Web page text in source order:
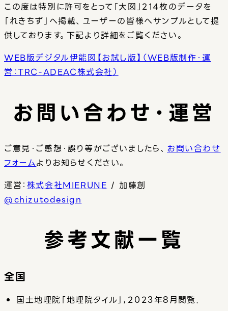
この度は特別に許可をとって「大図」214枚のデータを
「れきちず」へ掲載、ユーザーの皆様へサンプルとして提
供しております。下記より詳細をご覧ください。
WEB版デジタル伊能図【お試し版】（WEB版制作・運
営：TRC-ADEAC株式会社）
お問い合わせ・運営
ご意見・ご感想・誤り等がございましたら、 お問い合わせ
フォームよりお知らせください。
運営： 株式会社MIERUNE / 加藤創
@chizutodesign
参考文献一覧
全国
国土地理院「地理院タイル」，2023年8月閲覧．